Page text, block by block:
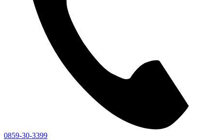
0859-30-3399